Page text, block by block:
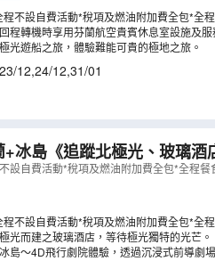
程不設自費活動*稅項及燃油附加費全包*全
程轉機時享用芬蘭航空貴賓休息室設施及
光遊船之旅，體驗難能可貴的極地之旅。
23/12,24/12,31/01
島《追蹤北極光、玻璃酒店、破冰
米）、冰島 《新春出發：
設自費活動*稅項及燃油附加費全包*全程
程不設自費活動*稅項及燃油附加費全包*全
光而建之玻璃酒店，等待極光獨特的光芒。
島～4D飛行劇院體驗，透過沉浸式前導劇